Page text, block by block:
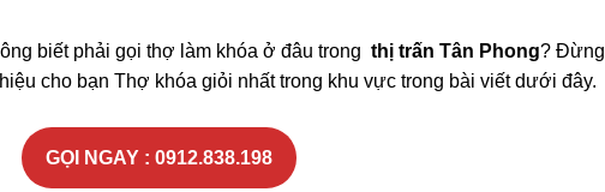
biết phải gọi thợ làm khóa ở đâu trong thị trấn Tân Phong? Đừng
cho bạn Thợ khóa giỏi nhất trong khu vực trong bài viết dưới đây.
GỌI NGAY : 0912.838.198